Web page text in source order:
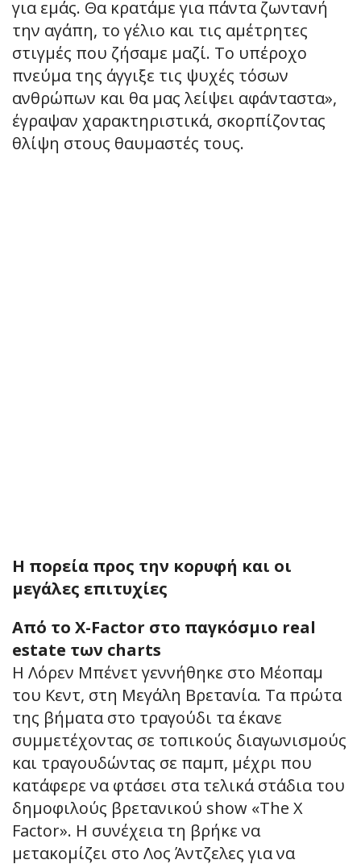
για εμάς. Θα κρατάμε για πάντα ζωντανή
την αγάπη, το γέλιο και τις αμέτρητες
στιγμές που ζήσαμε μαζί. Το υπέροχο
πνεύμα της άγγιξε τις ψυχές τόσων
ανθρώπων και θα μας λείψει αφάνταστα»,
έγραψαν χαρακτηριστικά, σκορπίζοντας
θλίψη στους θαυμαστές τους.
Η πορεία προς την κορυφή και οι
μεγάλες επιτυχίες
Από το X-Factor στο παγκόσμιο real
estate των charts
Η Λόρεν Μπένετ γεννήθηκε στο Μέοπαμ
του Κεντ, στη Μεγάλη Βρετανία. Τα πρώτα
της βήματα στο τραγούδι τα έκανε
συμμετέχοντας σε τοπικούς διαγωνισμούς
και τραγουδώντας σε παμπ, μέχρι που
κατάφερε να φτάσει στα τελικά στάδια του
δημοφιλούς βρετανικού show «The X
Factor». Η συνέχεια τη βρήκε να
μετακομίζει στο Λος Άντζελες για να